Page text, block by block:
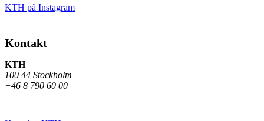
KTH på Instagram
Kontakt
KTH
100 44 Stockholm
+46 8 790 60 00